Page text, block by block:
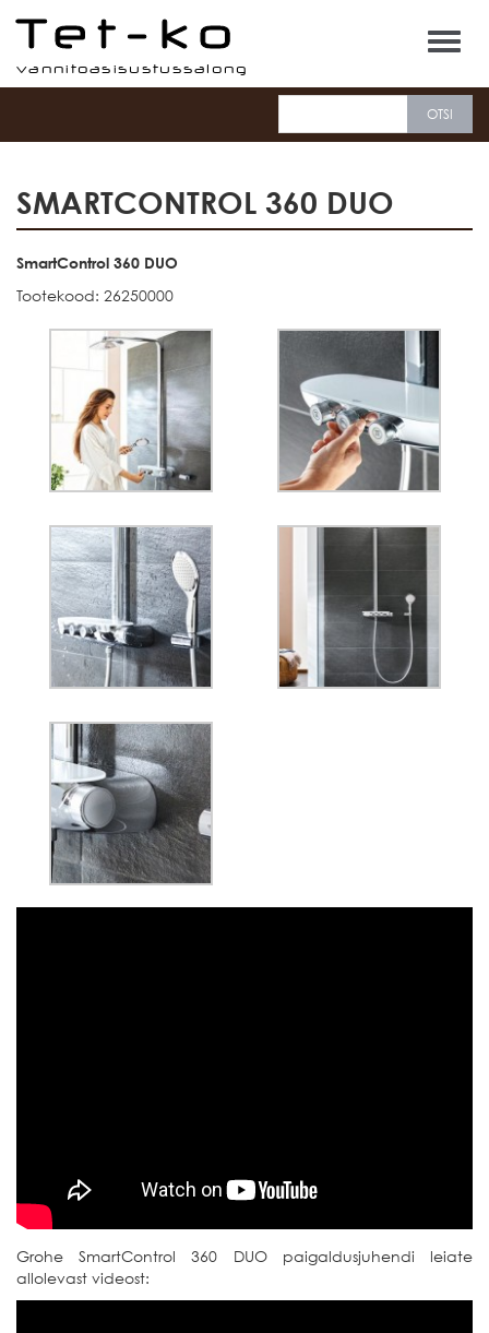
Tet-ko
SMARTCONTROL 360 DUO
SmartControl 360 DUO
Tootekood: 26250000
Grohe SmartControl 360 DUO paigaldusjuhendi leiate
allolevast videost: